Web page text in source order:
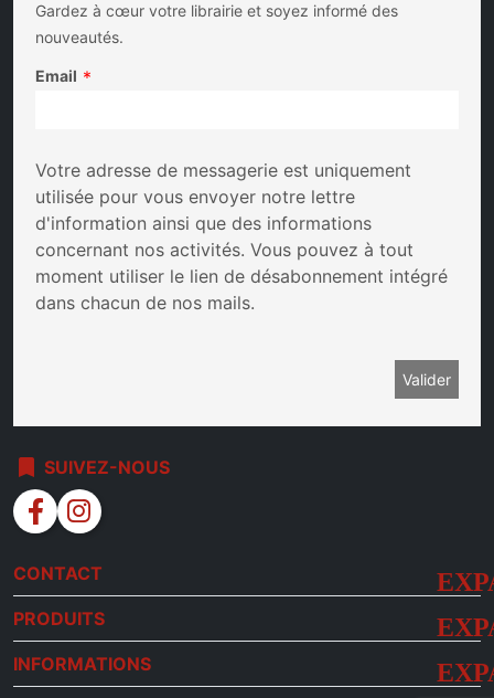
Gardez à cœur votre librairie et soyez informé des
nouveautés.
Email *
Votre adresse de messagerie est uniquement
utilisée pour vous envoyer notre lettre
d'information ainsi que des informations
concernant nos activités. Vous pouvez à tout
moment utiliser le lien de désabonnement intégré
dans chacun de nos mails.
bookmark SUIVEZ-NOUS
facebook instagram
CONTACT
PRODUITS
INFORMATIONS